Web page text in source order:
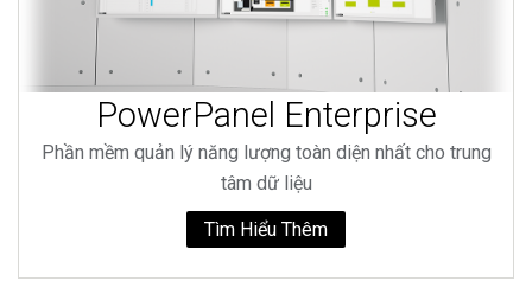
PowerPanel Enterprise
Phần mềm quản lý năng lượng toàn diện nhất cho trung
tâm dữ liệu
Tìm Hiểu Thêm